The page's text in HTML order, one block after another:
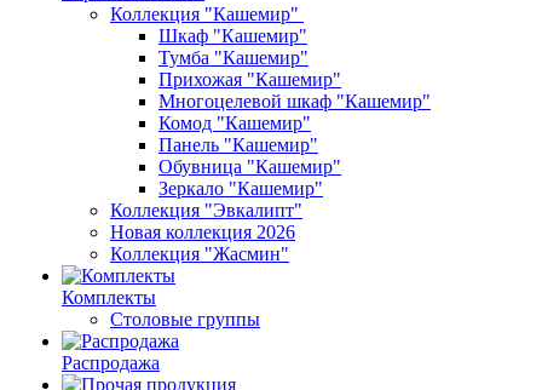
Коллекция "Кашемир"
Шкаф "Кашемир"
Тумба "Кашемир"
Прихожая "Кашемир"
Многоцелевой шкаф "Кашемир"
Комод "Кашемир"
Панель "Кашемир"
Обувница "Кашемир"
Зеркало "Кашемир"
Коллекция "Эвкалипт"
Новая коллекция 2026
Коллекция "Жасмин"
Комплекты
Столовые группы
Распродажа